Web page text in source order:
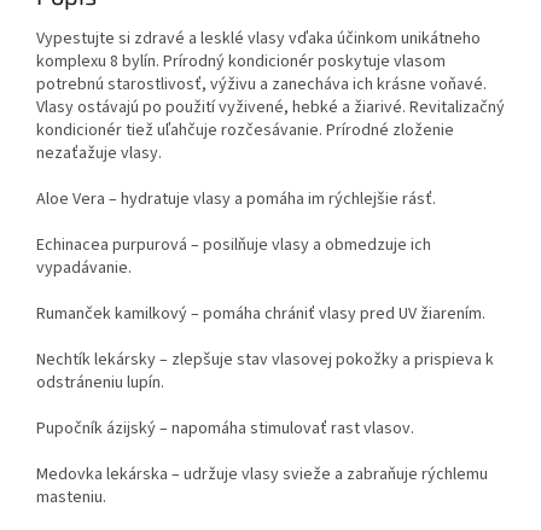
Vypestujte si zdravé a lesklé vlasy vďaka účinkom unikátneho
komplexu 8 bylín. Prírodný kondicionér poskytuje vlasom
potrebnú starostlivosť, výživu a zanecháva ich krásne voňavé.
Vlasy ostávajú po použití vyživené, hebké a žiarivé. Revitalizačný
kondicionér tiež uľahčuje rozčesávanie. Prírodné zloženie
nezaťažuje vlasy.
Aloe Vera – hydratuje vlasy a pomáha im rýchlejšie rásť.
Echinacea purpurová – posilňuje vlasy a obmedzuje ich
vypadávanie.
Rumanček kamilkový – pomáha chrániť vlasy pred UV žiarením.
Nechtík lekársky – zlepšuje stav vlasovej pokožky a prispieva k
odstráneniu lupín.
Pupočník ázijský – napomáha stimulovať rast vlasov.
Medovka lekárska – udržuje vlasy svieže a zabraňuje rýchlemu
masteniu.